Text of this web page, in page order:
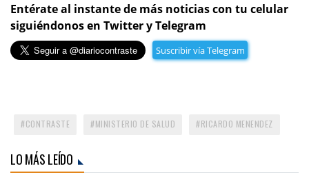
Entérate al instante de más noticias con tu celular
siguiéndonos en Twitter y Telegram
Suscribir vía Telegram
CONTRASTE MINISTERIO DE SALUD RICARDO MENENDEZ
LO MÁS LEÍDO